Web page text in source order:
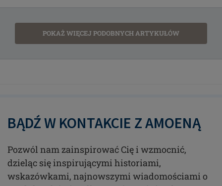
POKAŻ WIĘCEJ PODOBNYCH ARTYKUŁÓW
BĄDŹ W KONTAKCIE Z AMOENĄ
Pozwól nam zainspirować Cię i wzmocnić,
dzieląc się inspirującymi historiami,
wskazówkami, najnowszymi wiadomościami o